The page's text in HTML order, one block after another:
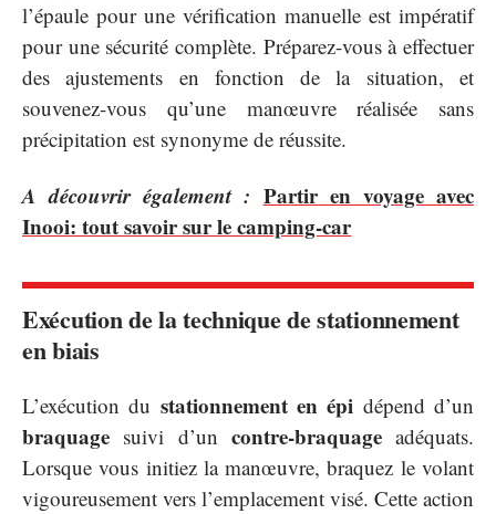
l’épaule pour une vérification manuelle est impératif
pour une sécurité complète. Préparez-vous à effectuer
des ajustements en fonction de la situation, et
souvenez-vous qu’une manœuvre réalisée sans
précipitation est synonyme de réussite.
A découvrir également : Partir en voyage avec
Inooi: tout savoir sur le camping-car
Exécution de la technique de stationnement
en biais
L’exécution du stationnement en épi dépend d’un
braquage suivi d’un contre-braquageadéquats.
Lorsque vous initiez la manœuvre, braquez le volant
vigoureusement vers l’emplacement visé. Cette action